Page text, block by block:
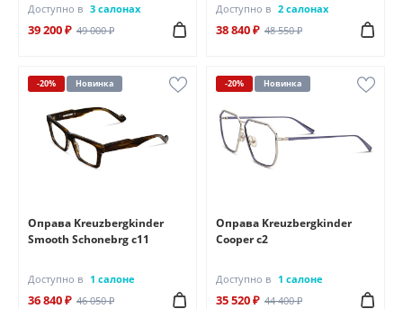
Доступно в 3 салонах
39 200 ₽ 49 000 ₽
Доступно в 2 салонах
38 840 ₽ 48 550 ₽
-20% Новинка
Оправа Kreuzbergkinder
Smooth Schonebrg c11
Доступно в 1 салоне
36 840 ₽ 46 050 ₽
-20% Новинка
Оправа Kreuzbergkinder
Cooper c2
Доступно в 1 салоне
35 520 ₽ 44 400 ₽